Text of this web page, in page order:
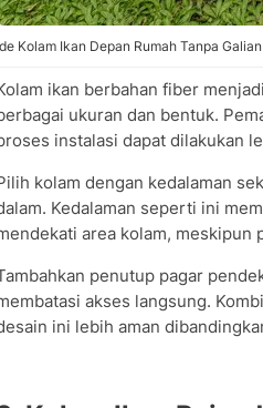
Kolam Ikan Depan Rumah Tanpa
ikan berbahan fiber
ukuran dan bentuk.
instalasi dapat dilakukan
kolam dengan kedalaman
Kedalaman seperti ini
area kolam, meskipun
penutup pagar
akses langsung.
ini lebih aman